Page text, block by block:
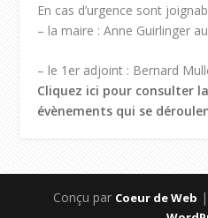
En cas d’urgence sont
– la maire : Anne Guirlinger
– le 1er adjoint : Bernard
Cliquez ici pour consulter
évènements qui se
Conçu par Coeur de Web